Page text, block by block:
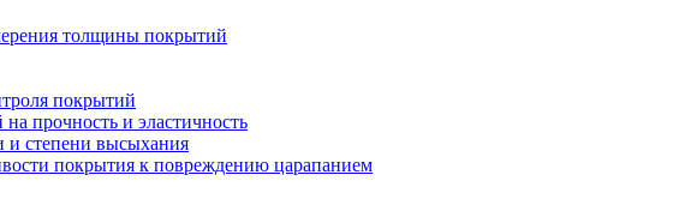
толщины покрытий
покрытий
прочность и эластичность
и степени высыхания
покрытия к повреждению царапанием